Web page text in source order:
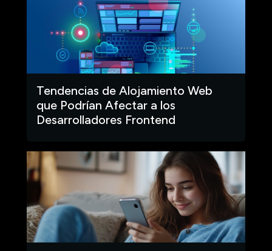
Tendencias de Alojamiento Web
que Podrían Afectar a los
Desarrolladores Frontend